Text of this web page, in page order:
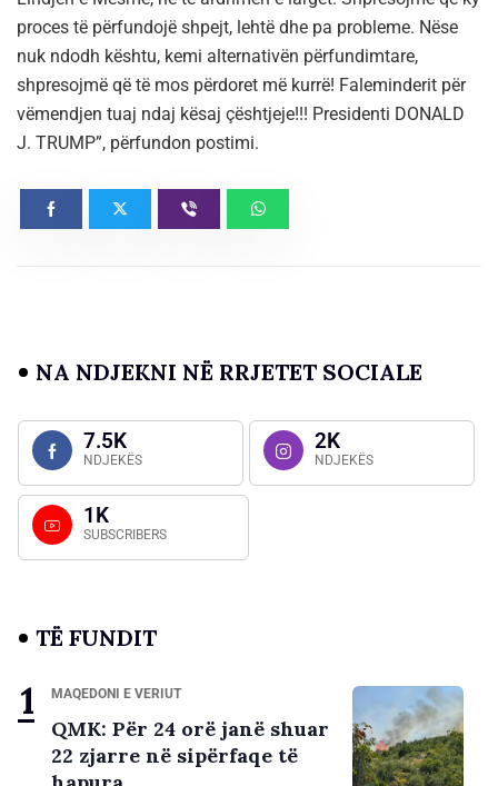
proces të përfundojë shpejt, lehtë dhe pa probleme. Nëse
nuk ndodh kështu, kemi alternativën përfundimtare,
shpresojmë që të mos përdoret më kurrë! Faleminderit për
vëmendjen tuaj ndaj kësaj çështjeje!!! Presidenti DONALD
J. TRUMP”, përfundon postimi.
NA NDJEKNI NË RRJETET SOCIALE
7.5K
NDJEKËS
2K
NDJEKËS
1K
SUBSCRIBERS
TË FUNDIT
MAQEDONI E VERIUT
QMK: Për 24 orë janë shuar
22 zjarre në sipërfaqe të